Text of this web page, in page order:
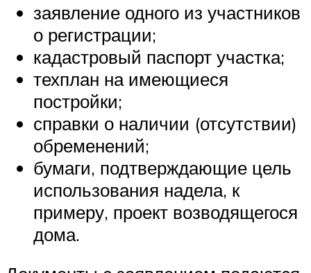
заявление одного из участников
о регистрации;
кадастровый паспорт участка;
техплан на имеющиеся
постройки;
справки о наличии (отсутствии)
обременений;
бумаги, подтверждающие цель
использования надела, к
примеру, проект возводящегося
дома.